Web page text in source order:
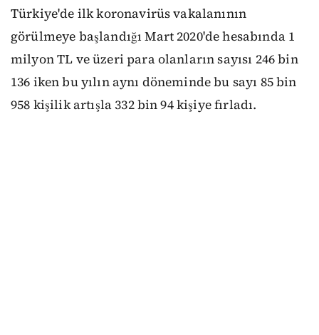
Türkiye'de ilk koronavirüs vakalanının
görülmeye başlandığı Mart 2020'de hesabında 1
milyon TL ve üzeri para olanların sayısı 246 bin
136 iken bu yılın aynı döneminde bu sayı 85 bin
958 kişilik artışla 332 bin 94 kişiye fırladı.